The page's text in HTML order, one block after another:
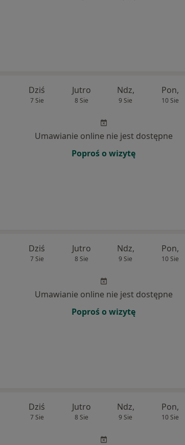
Dziś
7 Sie
Jutro
8 Sie
Ndz,
9 Sie
Pon,
10 Sie
Umawianie online nie jest dostępne
Poproś o wizytę
Dziś
7 Sie
Jutro
8 Sie
Ndz,
9 Sie
Pon,
10 Sie
Umawianie online nie jest dostępne
Poproś o wizytę
Dziś
7 Sie
Jutro
8 Sie
Ndz,
9 Sie
Pon,
10 Sie